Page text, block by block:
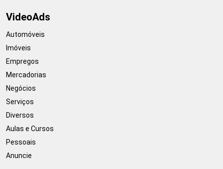
VideoAds
Automóveis
Imóveis
Empregos
Mercadorias
Negócios
Serviços
Diversos
Aulas e Cursos
Pessoais
Anuncie